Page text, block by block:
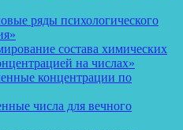
ряды психологического
состава химических
на числах»
концентрации по
числа для вечного